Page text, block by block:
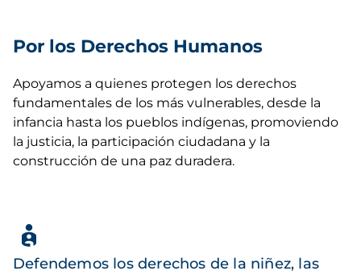
Por los Derechos Humanos
Apoyamos a quienes protegen los derechos
fundamentales de los más vulnerables, desde la
infancia hasta los pueblos indígenas, promoviendo
la justicia, la participación ciudadana y la
construcción de una paz duradera.
Defendemos los derechos de la niñez, las